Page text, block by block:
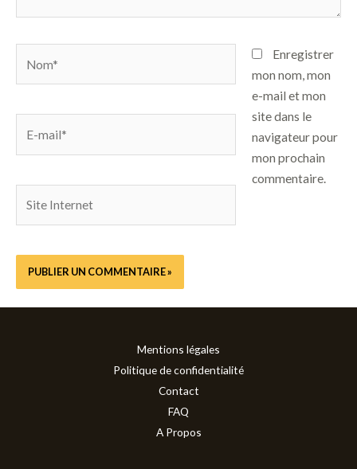
Enregistrer
mon nom, mon
e-mail et mon
site dans le
navigateur pour
mon prochain
commentaire.
Mentions légales
Politique de confidentialité
Contact
FAQ
A Propos